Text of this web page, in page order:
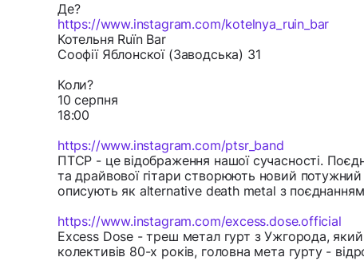
Де?
https://www.instagram.com/kotelnya_ruin_bar
Котельня Ruїn Bar
Соофії Яблонскої (Заводська) 31
Коли?
10 серпня
18:00
https://www.instagram.com/ptsr_band
ПТСР - це відображення нашої сучасності.
та драйвової гітари створюють новий
описують як alternative death metal з
https://www.instagram.com/excess.dose.official
Excess Dose - треш метал гурт з Ужгорода, який
колективів 80-х років, головна мета гурту -